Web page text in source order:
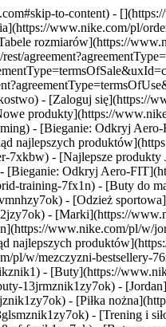
to-content) -
www.nike.com/pl/
rozmiarów](https://
- [Zaloguj się](https://
produkty](https://
- [Bieganie: Odkryj
najlepszych
- [Najlepsze
Odkryj Aero-
training-7fx1n) - [Buty do
- [Odzież
- [Marki](https://
www.nike.com/pl/
najlepszych
pl/w/mezczyzni-bestsellery-
- [Buty](https://
13jrmznik1zy7ok) -
- [Piłka
- [Trening i